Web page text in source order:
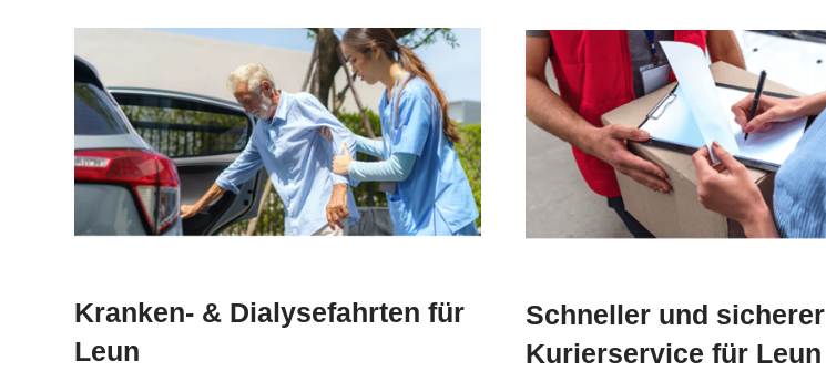
Kranken- & Dialysefahrten für
Leun
Schneller und sicherer
Kurierservice für Leun